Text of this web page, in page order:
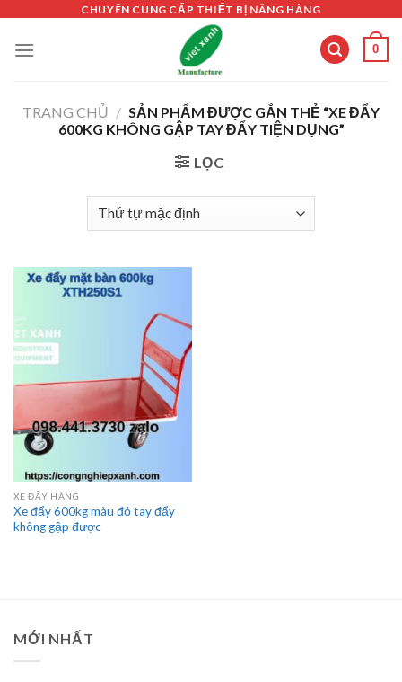
content
CHUYÊN CUNG CẤP THIẾT BỊ NÂNG HÀNG
0
TRANG CHỦ / SẢN PHẨM ĐƯỢC GẮN THẺ “XE ĐẨY
600KG KHÔNG GẬP TAY ĐẨY TIỆN DỤNG”
LỌC
XE ĐẨY HÀNG
Xe đẩy 600kg màu đỏ tay đẩy
không gập được
MỚI NHẤT